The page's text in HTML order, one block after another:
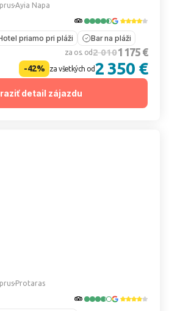
Ayia Napa
priamo pri pláži Bar na pláži
za os. od2 0101 175 €
-42% za všetkých od2 350 €
detail zájazdu
Protaras